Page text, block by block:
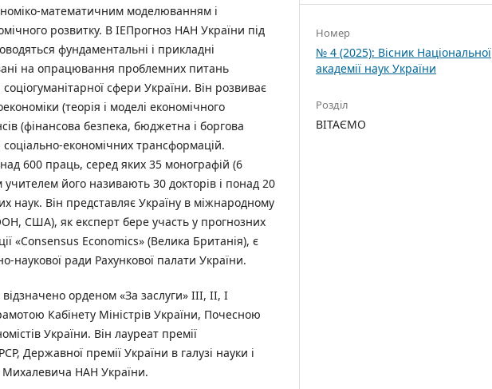
математичним моделюванням і
розвитку. В ІЕПрогноз НАН України під
фундаментальні і прикладні
на опрацювання проблемних питань
сфери України. Він розвиває
(теорія і моделі економічного
(фінансова безпека, бюджетна і боргова
соціально-економічних трансформацій.
600 праць, серед яких 35 монографій (6
учителем його називають 30 докторів і понад 20
наук. Він представляє Україну в міжнародному
США), як експерт бере участь у прогнозних
«Consensus Economics» (Велика Британія), є
наукової ради Рахункової палати України.
орденом «За заслуги» ІІІ, ІІ, I
Кабінету Міністрів України, Почесною
України. Він лауреат премії
Державної премії України в галузі науки і
Михалевича НАН України.
Номер
№ 4 (2025): Вісник Національної
академії наук України
Розділ
ВІТАЄМО